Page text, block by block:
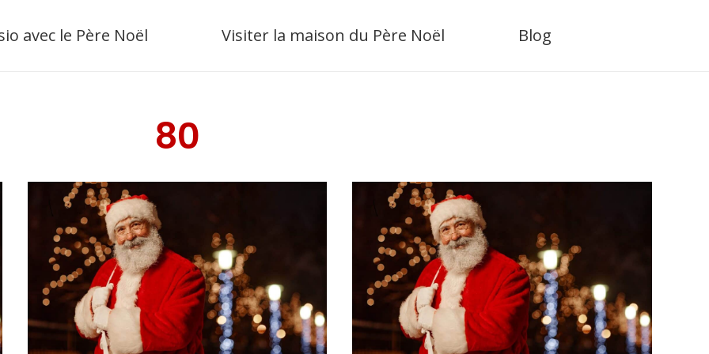
avec le Père Noël Visiter la maison du Père Noël Blog
80